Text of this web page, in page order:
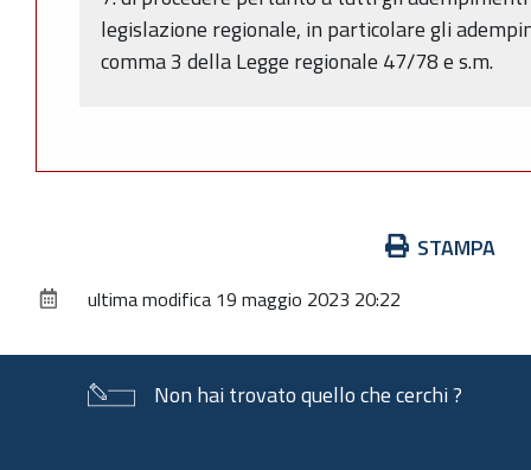
legislazione regionale, in particolare gli
comma 3 della Legge regionale 47/78 e s.m.
documento
STAMPA
ultima modifica 19 maggio 2023 20:22
Non hai trovato quello che cerchi ?